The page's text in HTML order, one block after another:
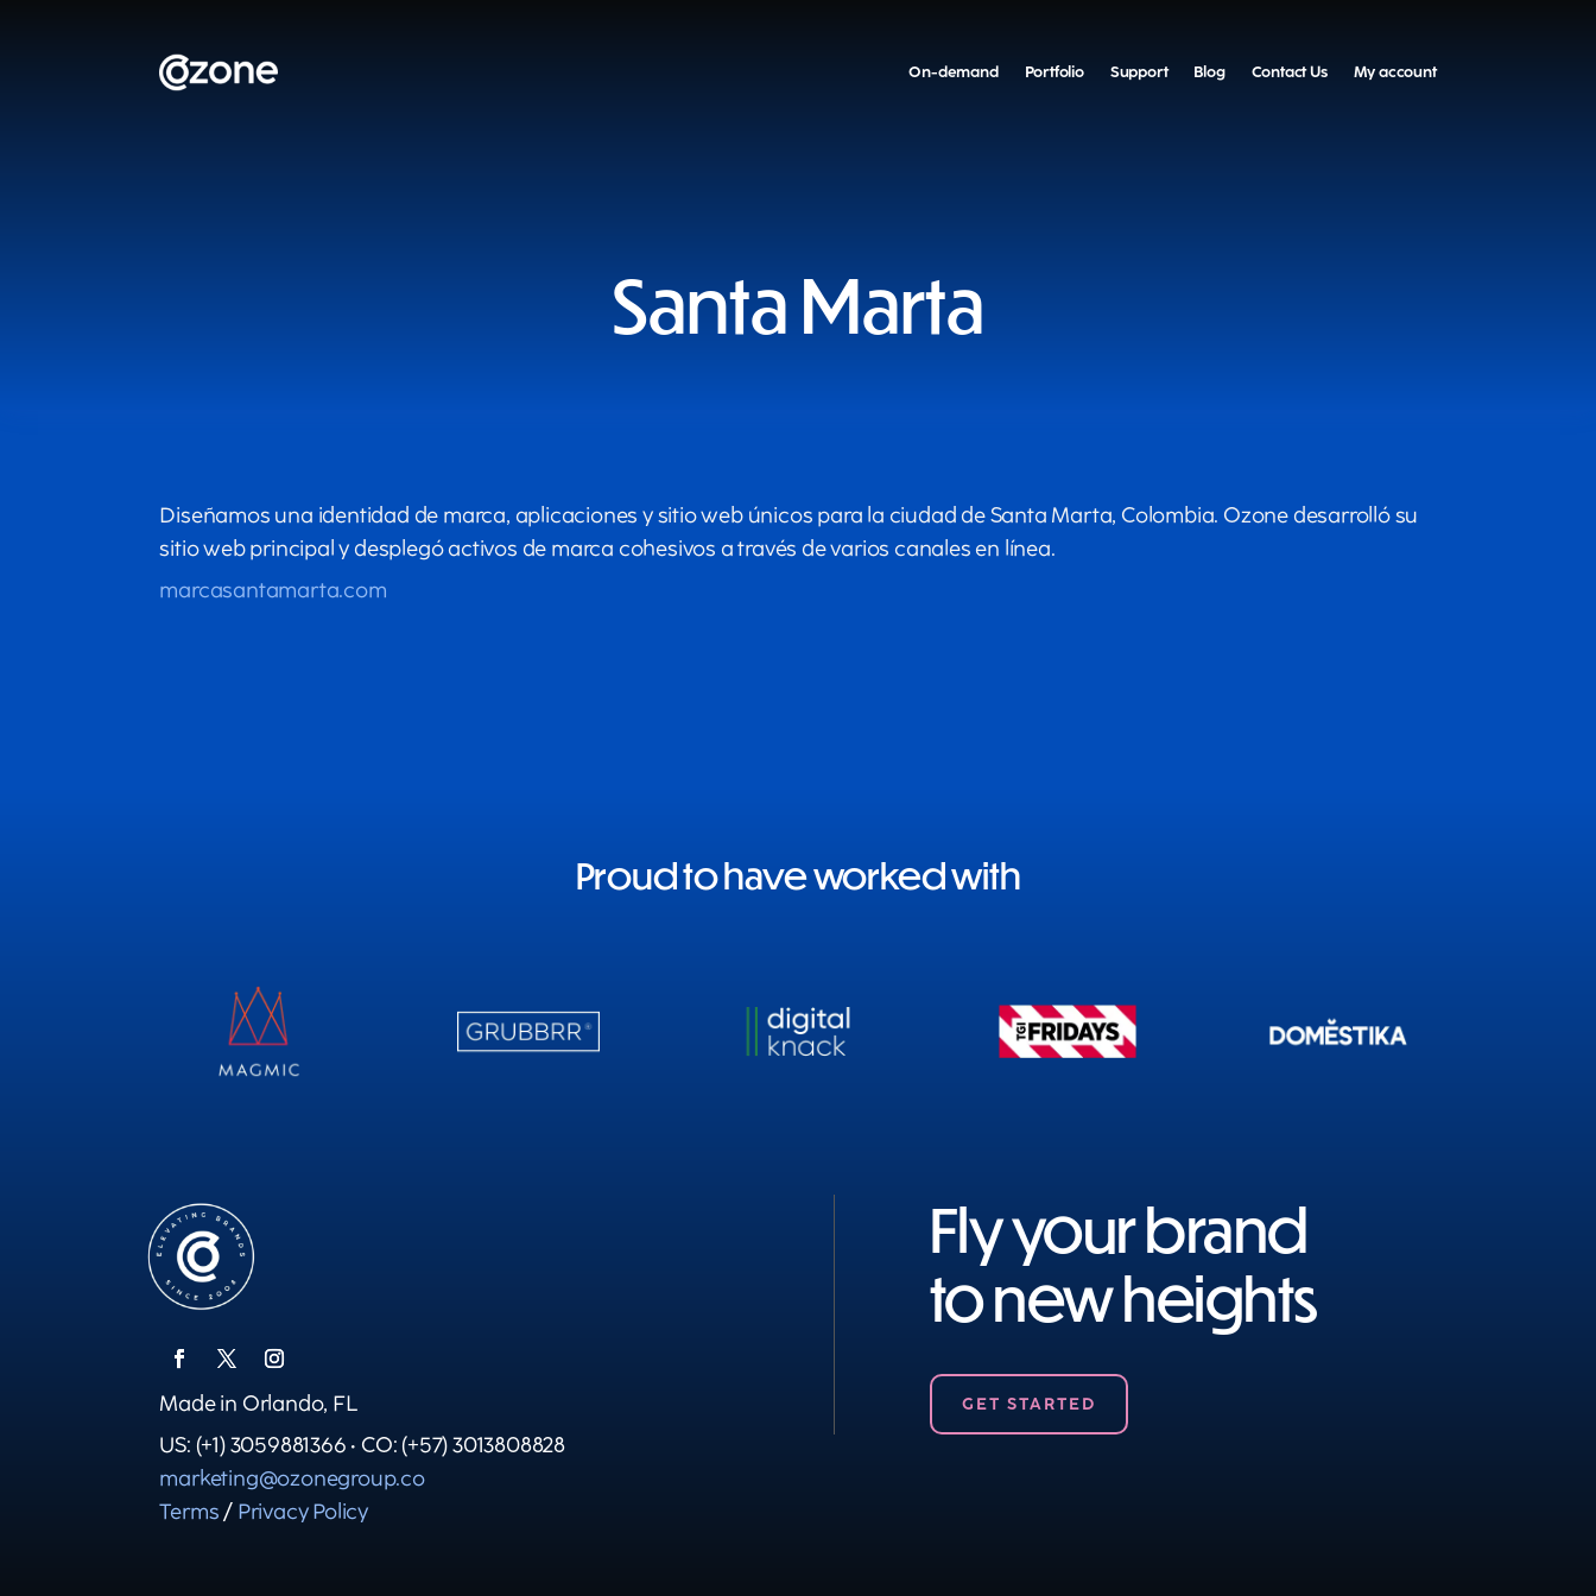
On-demand Portfolio Support Blog Contact Us My account
Santa Marta
Diseñamos una identidad de marca, aplicaciones y sitio web únicos para la ciudad de Santa Marta, Colombia. Ozone desarrolló su
sitio web principal y desplegó activos de marca cohesivos a través de varios canales en línea.
marcasantamarta.com
Proud to have worked with
Made in Orlando, FL
US: (+1) 3059881366 • CO: (+57) 3013808828
marketing@ozonegroup.co
Terms/ Privacy Policy
Fly your brand
to new heights
GET STARTED